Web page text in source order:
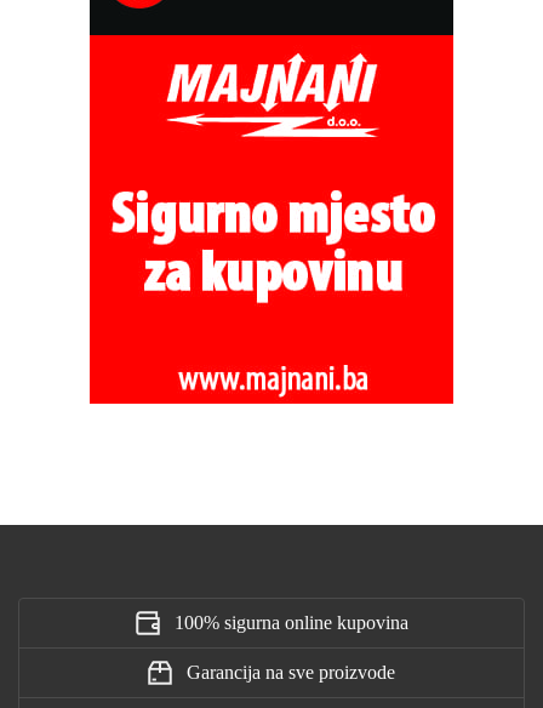
100% sigurna online kupovina
Garancija na sve proizvode